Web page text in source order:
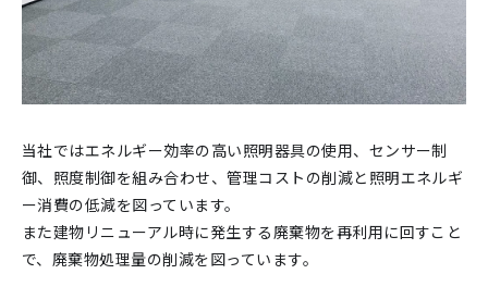
当社ではエネルギー効率の高い照明器具の使用、センサー制
御、照度制御を組み合わせ、管理コストの削減と照明エネルギ
ー消費の低減を図っています。
また建物リニューアル時に発生する廃棄物を再利用に回すこと
で、廃棄物処理量の削減を図っています。